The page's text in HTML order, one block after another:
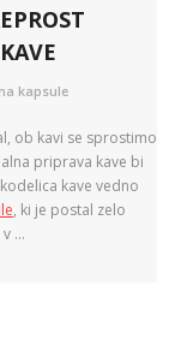
kapsule
ob kavi se sprostimo
priprava kave bi
kave vedno
, ki je postal zelo
v …